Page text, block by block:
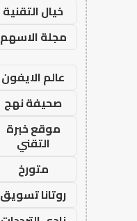
خيال التقنية
مجلة الاسهم
عالم الايفون
صحيفة نهج
موقع خبرة
التقني
متورخ
روتانا تسويق